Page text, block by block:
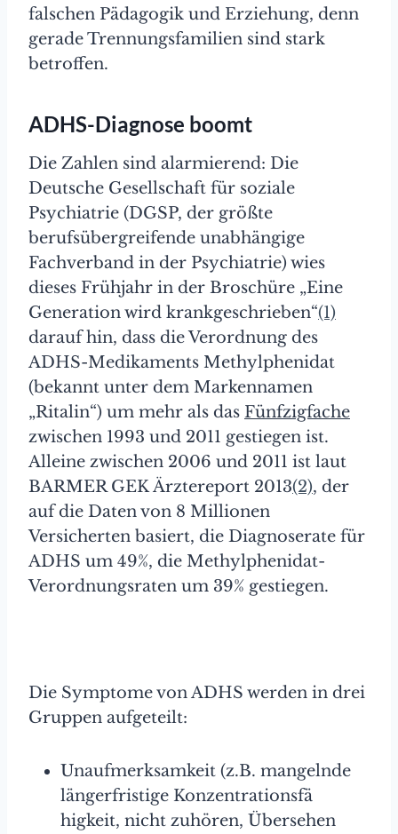
falschen Pädagogik und Erziehung, denn
gerade Trennungsfamilien sind stark
betroffen.
ADHS-Diagnose boomt
Die Zahlen sind alarmierend: Die
Deutsche Gesellschaft für soziale
Psychiatrie (DGSP, der größte
berufsübergreifende unabhängige
Fachverband in der Psychiatrie) wies
dieses Frühjahr in der Broschüre „Eine
Generation wird krankgeschrieben“(1)
darauf hin, dass die Verordnung des
ADHS-Medikaments Methylphenidat
(bekannt unter dem Markennamen
„Ritalin“) um mehr als das Fünfzigfache
zwischen 1993 und 2011 gestiegen ist.
Alleine zwischen 2006 und 2011 ist laut
BARMER GEK Ärztereport 2013(2), der
auf die Daten von 8 Millionen
Versicherten basiert, die Diagnoserate für
ADHS um 49%, die Methylphenidat-
Verordnungsraten um 39% gestiegen.
Die Symptome von ADHS werden in drei
Gruppen aufgeteilt:
Unaufmerksamkeit (z.B. mangelnde
längerfristige Konzentrationsfä
higkeit, nicht zuhören, Übersehen